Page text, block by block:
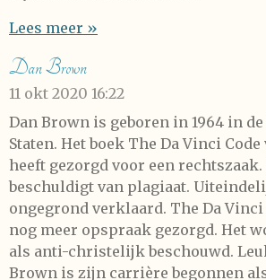
Lees meer »
Dan Brown
11 okt 2020 16:22
Dan Brown is geboren in 1964 in
Staten. Het boek The Da Vinci
heeft gezorgd voor een
beschuldigt van plagiaat.
ongegrond verklaard. The Da Vinci
nog meer opspraak gezorgd. Het
als anti-christelijk beschouwd.
Brown is zijn carrière begonnen